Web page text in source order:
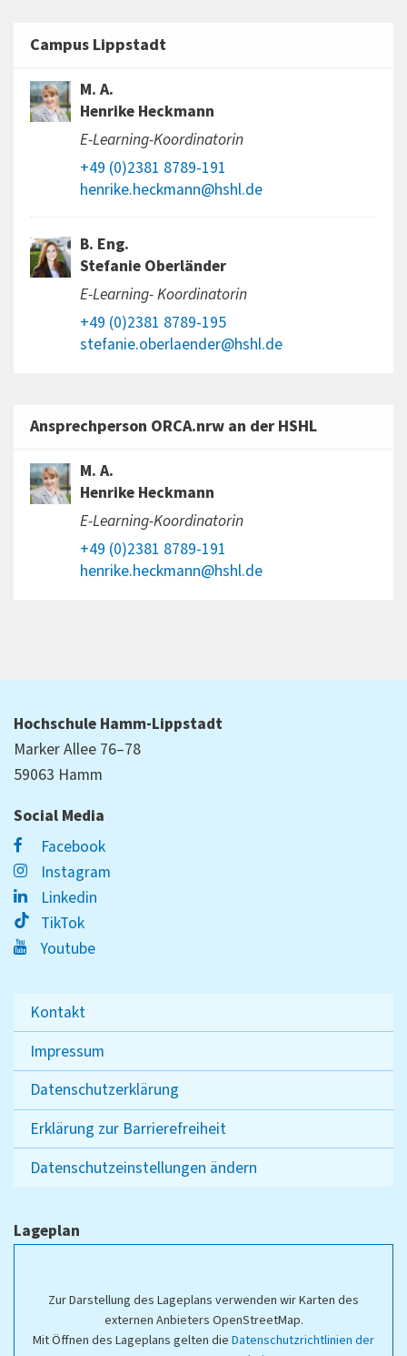
Campus Lippstadt
M. A.
Henrike Heckmann
E-Learning-Koordinatorin
+49 (0)2381 8789-191
henrike.heckmann@hshl.de
B. Eng.
Stefanie Oberländer
E-Learning- Koordinatorin
+49 (0)2381 8789-195
stefanie.oberlaender@hshl.de
Ansprechperson ORCA.nrw an der HSHL
M. A.
Henrike Heckmann
E-Learning-Koordinatorin
+49 (0)2381 8789-191
henrike.heckmann@hshl.de
Hochschule Hamm-Lippstadt
Marker Allee 76–78
59063 Hamm
Social Media
Facebook
Instagram
Linkedin
TikTok
Youtube
Kontakt
Impressum
Datenschutzerklärung
Erklärung zur Barrierefreiheit
Datenschutzeinstellungen ändern
Lageplan
Zur Darstellung des Lageplans verwenden wir Karten des
externen Anbieters OpenStreetMap.
Mit Öffnen des Lageplans gelten die Datenschutzrichtlinien der